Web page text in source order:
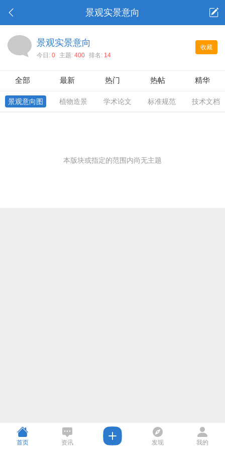
景观实景意向
收藏
景观实景意向
今日: 0 主题: 400 排名: 14
全部 最新 热门 热帖 精华
景观意向图 植物造景 学术论文 标准规范 技术文档
本版块或指定的范围内尚无主题
首页 资讯 发现 我的